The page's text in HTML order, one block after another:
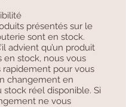
présentés sur le
sont en stock.
advient qu’un produit
en stock, nous vous
rapidement pour vous
changement en
stock réel disponible. Si
ne vous